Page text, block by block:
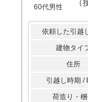
【料金】
丁寧で良か
60代男性 （
依頼した引越
建物タイ
住所
引越し時期 /
荷造り・